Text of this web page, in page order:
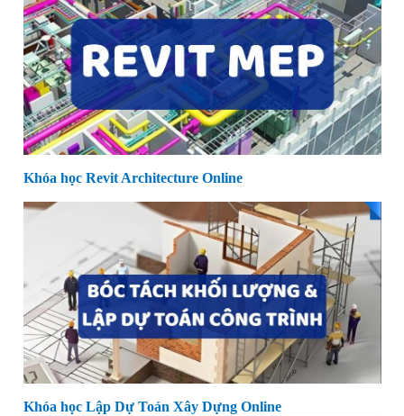
Khóa học Revit Architecture Online
Khóa học Lập Dự Toán Xây Dựng Online